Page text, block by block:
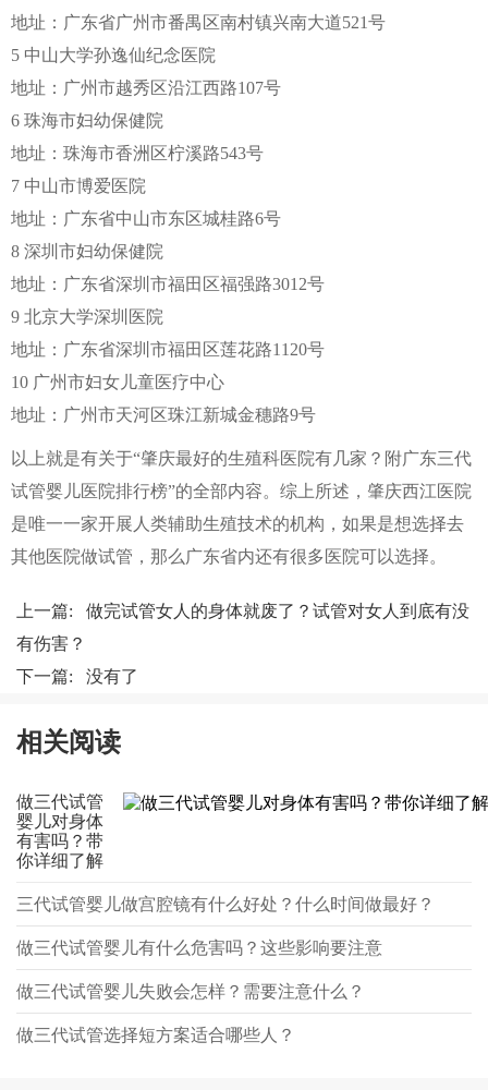
地址：广东省广州市番禺区南村镇兴南大道521号
5 中山大学孙逸仙纪念医院
地址：广州市越秀区沿江西路107号
6 珠海市妇幼保健院
地址：珠海市香洲区柠溪路543号
7 中山市博爱医院
地址：广东省中山市东区城桂路6号
8 深圳市妇幼保健院
地址：广东省深圳市福田区福强路3012号
9 北京大学深圳医院
地址：广东省深圳市福田区莲花路1120号
10 广州市妇女儿童医疗中心
地址：广州市天河区珠江新城金穗路9号
以上就是有关于“肇庆最好的生殖科医院有几家？附广东三代
试管婴儿医院排行榜”的全部内容。综上所述，肇庆西江医院
是唯一一家开展人类辅助生殖技术的机构，如果是想选择去
其他医院做试管，那么广东省内还有很多医院可以选择。
上一篇: 做完试管女人的身体就废了？试管对女人到底有没
有伤害？
下一篇: 没有了
相关阅读
做三代试管
婴儿对身体
有害吗？带
你详细了解
三代试管婴儿做宫腔镜有什么好处？什么时间做最好？
做三代试管婴儿有什么危害吗？这些影响要注意
做三代试管婴儿失败会怎样？需要注意什么？
做三代试管选择短方案适合哪些人？